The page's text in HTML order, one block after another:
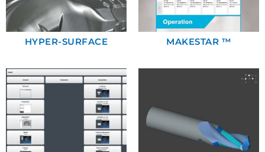
HYPER-SURFACE MAKESTAR ™